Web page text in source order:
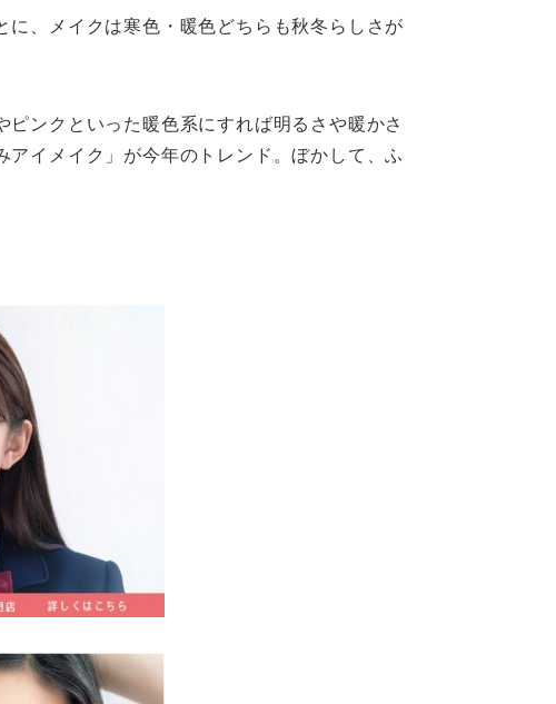
に、メイクは寒色・暖色どちらも秋冬らしさが
ンクといった暖色系にすれば明るさや暖かさ
イメイク」が今年のトレンド。ぼかして、ふ